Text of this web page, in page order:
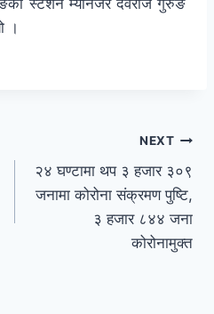
स्टेशन म्यानेजर देवराज गुरुङ
।
NEXT
२४ घण्टामा थप ३ हजार ३०९
जनामा कोरोना संक्रमण पुष्टि,
३ हजार ८४४ जना
कोरोनामुक्त